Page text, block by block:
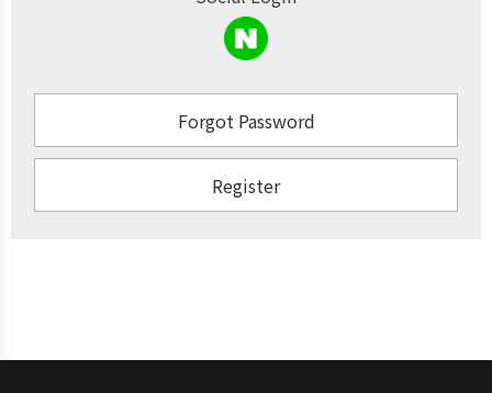
Forgot Password
Register